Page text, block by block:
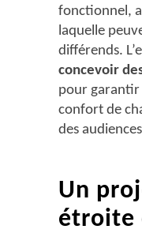
fonctionnel,
laquelle
différends.
concevoir
pour
confort de
des
Un
étroite